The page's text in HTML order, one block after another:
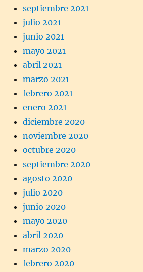
septiembre 2021
julio 2021
junio 2021
mayo 2021
abril 2021
marzo 2021
febrero 2021
enero 2021
diciembre 2020
noviembre 2020
octubre 2020
septiembre 2020
agosto 2020
julio 2020
junio 2020
mayo 2020
abril 2020
marzo 2020
febrero 2020